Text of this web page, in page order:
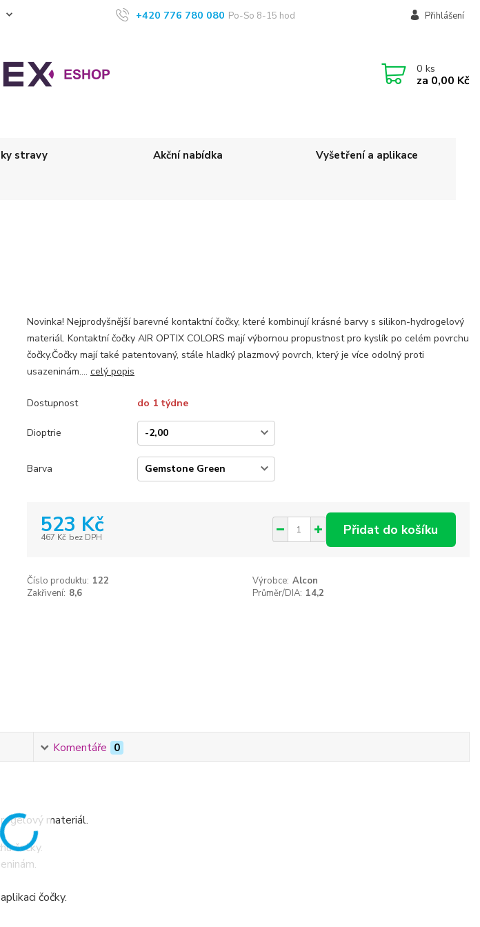
Přihlášení
+420 776 780 080 Po-So 8-15 hod
0 ks
za 0,00 Kč
stravy Akční nabídka Vyšetření a aplikace
Novinka! Nejprodyšnější barevné kontaktní čočky, které kombinují krásné barvy s silikon-hydrogelový
materiál. Kontaktní čočky AIR OPTIX COLORS mají výbornou propustnost pro kyslík po celém povrchu
čočky.Čočky mají také patentovaný, stále hladký plazmový povrch, který je více odolný proti
usazeninám.... celý popis
Dostupnost do 1 týdne
Dioptrie
Barva
523 Kč
467 Kč bez DPH Přidat do košíku
Číslo produktu: 122 Výrobce: Alcon
Zakřivení: 8,6 Průměr/DIA: 14,2
Komentáře 0
materiál.
čočky.
čočky.